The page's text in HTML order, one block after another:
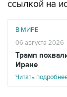
В МИРЕ
Трамп
Иране
Читать
"Он был зол